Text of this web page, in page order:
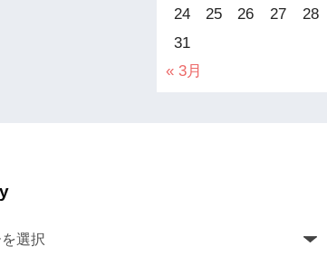
24
25 26 27
28
31
« 3月